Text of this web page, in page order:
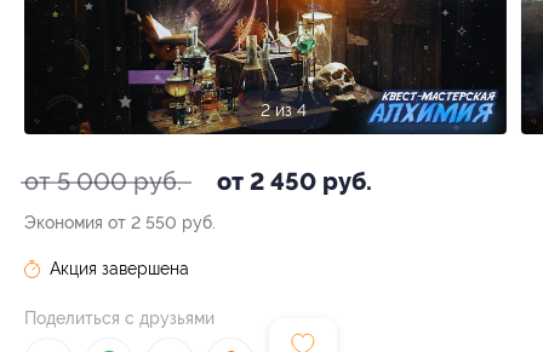
2 из 4
от 5 000 руб. от 2 450 руб.
Экономия от 2 550 руб.
Акция завершена
Поделиться с друзьями